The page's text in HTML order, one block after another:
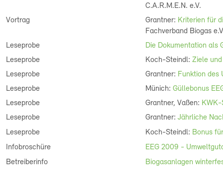
C.A.R.M.E.N. e.V.
Vortrag
Grantner: Kriterien für
Fachverband Biogas
Leseprobe
Die Dokumentation als
Leseprobe
Koch-Steindl:Ziele
Leseprobe
Grantner: Funktion des
Leseprobe
Münich:Güllebonus
Leseprobe
Grantner, Vaßen:
Leseprobe
Grantner:Jährliche
Leseprobe
Koch-Steindl: Bonus
Infobroschüre
EEG 2009 -
Betreiberinfo
Biogasanlagen